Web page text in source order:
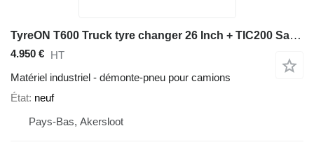
TyreON T600 Truck tyre changer 26 Inch + TIC200 Safety inflation cage +
4.950 € HT
Matériel industriel - démonte-pneu pour camions
État neuf
Pays-Bas, Akersloot